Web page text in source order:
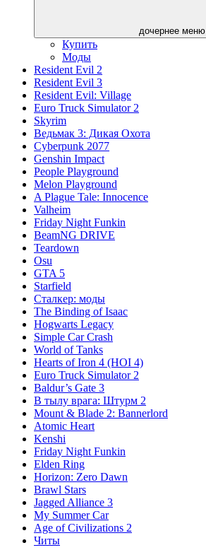
дочернее меню
Купить
Моды
Resident Evil 2
Resident Evil 3
Resident Evil: Village
Euro Truck Simulator 2
Skyrim
Ведьмак 3: Дикая Охота
Cyberpunk 2077
Genshin Impact
People Playground
Melon Playground
A Plague Tale: Innocence
Valheim
Friday Night Funkin
BeamNG DRIVE
Teardown
Osu
GTA 5
Starfield
Сталкер: моды
The Binding of Isaac
Hogwarts Legacy
Simple Car Crash
World of Tanks
Hearts of Iron 4 (HOI 4)
Euro Truck Simulator 2
Baldur’s Gate 3
В тылу врага: Штурм 2
Mount & Blade 2: Bannerlord
Atomic Heart
Kenshi
Friday Night Funkin
Elden Ring
Horizon: Zero Dawn
Brawl Stars
Jagged Alliance 3
My Summer Car
Age of Civilizations 2
Читы